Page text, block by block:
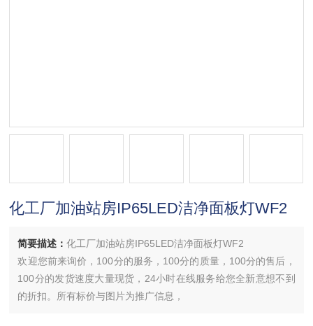
化工厂加油站房IP65LED洁净面板灯WF2
简要描述：化工厂加油站房IP65LED洁净面板灯WF2
欢迎您前来询价，100分的服务，100分的质量，100分的售后，
100分的发货速度大量现货，24小时在线服务给您全新意想不到
的折扣。所有标价与图片为推广信息，